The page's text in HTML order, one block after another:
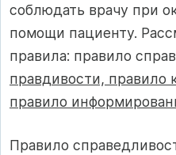
соблюдать врачу при
помощи пациенту.
правила: правило
правдивости, правило
правило
Правило